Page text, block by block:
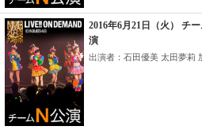
2016年6月21日（火） チ
演
出演者：石田優美 太田夢莉